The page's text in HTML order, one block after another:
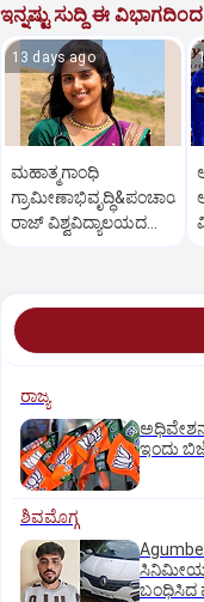
ಇನ್ನಷ್ಟು ಸುದ್ದಿ ಈ ವಿಭಾಗದಿಂದ
13 days ago
ಮಹಾತ್ಮಗಾಂಧಿ
ಗ್ರಾಮೀಣಾಭಿವೃದ್ಧಿ&ಪಂಚಾಯತ್
ರಾಜ್ ವಿಶ್ವವಿದ್ಯಾಲಯದ
ರಾಜ್ಯ
ಇಂದು
ಶಿವಮೊಗ್ಗ
ಸಿನಿಮೀಯ
ಬಂಧಿಸಿದ